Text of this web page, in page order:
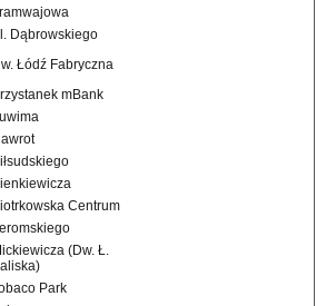
Dąbrowskiego
Łódź Fabryczna
mBank
Centrum
(Dw. Ł.
Park